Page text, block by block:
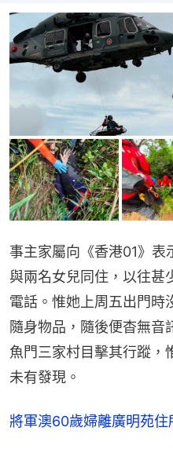
事主家屬向《香港01》表
與兩名女兒同住，以往甚
電話。惟她上周五出門時
隨身物品，隨後便杳無音
魚門三家村目擊其行蹤，
未有發現。
將軍澳60歲婦離廣明苑